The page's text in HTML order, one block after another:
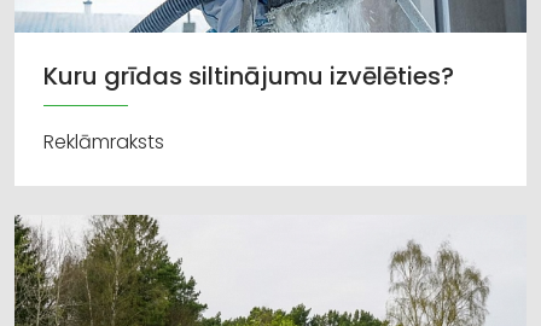
Kuru grīdas siltinājumu izvēlēties?
Reklāmraksts